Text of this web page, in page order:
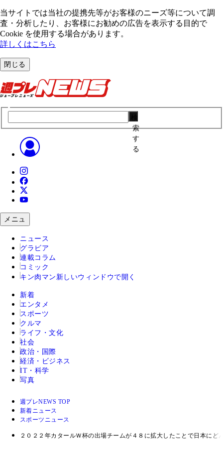
当サイトでは当社の提携先等がお客様のニーズ等について調
査・分析したり、お客様にお勧めの広告を表⽰する⽬的で
Cookie を使⽤する場合があります。
詳しくはこちら
閉じる
索
す
る
メニュ
ニュース
グラビア
連載コラム
コミック
キン肉マン 新しいウィンドウで開く
新着
エンタメ
スポーツ
クルマ
ライフ・文化
社会
政治・国際
経済・ビジネス
IT・科学
写真
週プレNEWS TOP
新着ニュース
スポーツニュース
２０２２年カタールＷ杯の出場チームが４８に拡大したことで日本に